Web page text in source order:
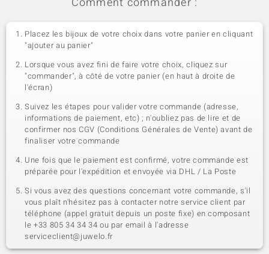
Placez les bijoux de votre choix dans votre panier en cliquant
"ajouter au panier"
Lorsque vous avez fini de faire votre choix, cliquez sur
"commander", à côté de votre panier (en haut à droite de
l'écran)
Suivez les étapes pour valider votre commande (adresse,
informations de paiement, etc) ; n'oubliez pas de lire et de
confirmer nos CGV (Conditions Générales de Vente) avant de
finaliser votre commande
Une fois que le paiement est confirmé, votre commande est
préparée pour l'expédition et envoyée via DHL / La Poste
Si vous avez des questions concernant votre commande, s'il
vous plaît n'hésitez pas à contacter notre service client par
téléphone (appel gratuit depuis un poste fixe) en composant
le +33 805 34 34 34 ou par email à l'adresse
serviceclient@juwelo.fr